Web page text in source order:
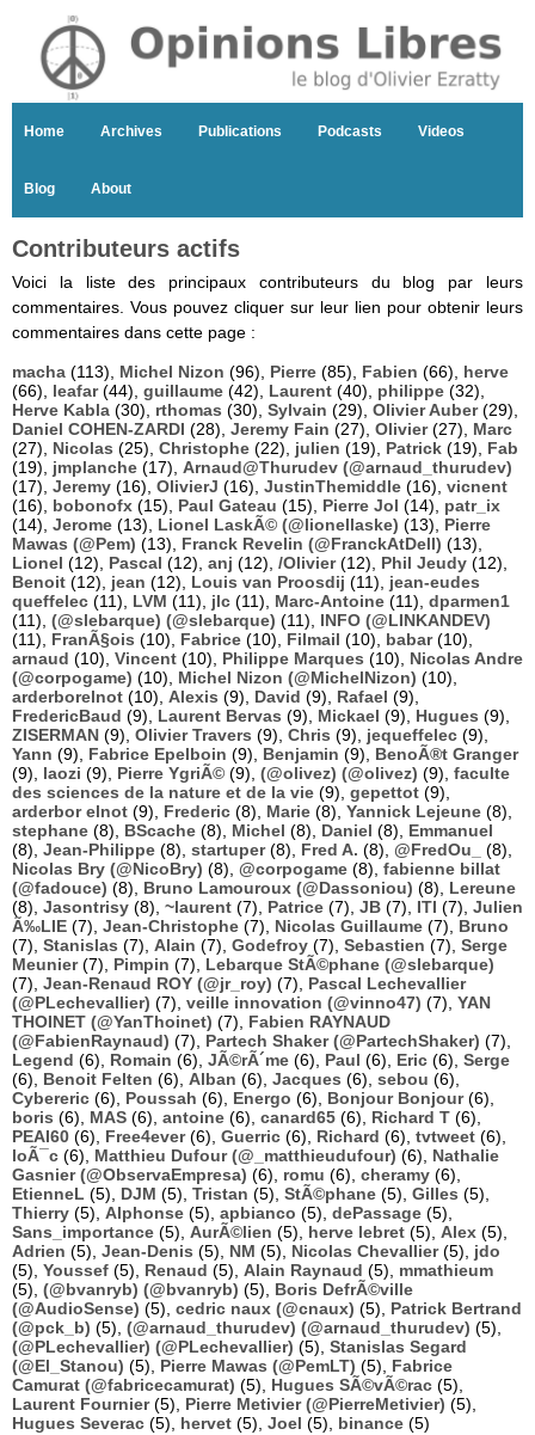
Home Archives Publications Podcasts Videos
Blog About
Contributeurs actifs
Voici la liste des principaux contributeurs du blog par leurs
commentaires. Vous pouvez cliquer sur leur lien pour obtenir leurs
commentaires dans cette page :
macha (113), Michel Nizon (96), Pierre (85), Fabien (66), herve
(66), leafar(44), guillaume (42), Laurent (40), philippe (32),
Herve Kabla (30), rthomas (30), Sylvain (29), Olivier Auber(29),
Daniel COHEN-ZARDI (28), Jeremy Fain (27), Olivier(27), Marc
(27), Nicolas (25), Christophe (22), julien (19), Patrick (19), Fab
(19), jmplanche (17), Arnaud@Thurudev (@arnaud_thurudev)
(17), Jeremy (16), OlivierJ (16), JustinThemiddle (16), vicnent
(16), bobonofx (15), Paul Gateau (15), Pierre Jol (14), patr_ix
(14), Jerome (13), Lionel LaskÃ© (@lionellaske) (13), Pierre
Mawas (@Pem) (13), Franck Revelin (@FranckAtDell) (13),
Lionel (12), Pascal (12), anj (12), /Olivier(12), Phil Jeudy (12),
Benoit (12), jean (12), Louis van Proosdij (11), jean-eudes
queffelec (11), LVM (11), jlc (11), Marc-Antoine (11), dparmen1
(11), (@slebarque) (@slebarque) (11), INFO (@LINKANDEV)
(11), FranÃ§ois (10), Fabrice (10), Filmail (10), babar(10),
arnaud (10), Vincent (10), Philippe Marques (10), Nicolas Andre
(@corpogame) (10), Michel Nizon (@MichelNizon) (10),
arderborelnot (10), Alexis (9), David (9), Rafael (9),
FredericBaud (9), Laurent Bervas (9), Mickael (9), Hugues (9),
ZISERMAN (9), Olivier Travers (9), Chris (9), jequeffelec (9),
Yann (9), Fabrice Epelboin (9), Benjamin (9), BenoÃ®t Granger
(9), laozi (9), Pierre YgriÃ© (9), (@olivez) (@olivez) (9), faculte
des sciences de la nature et de la vie (9), gepettot (9),
arderbor elnot (9), Frederic (8), Marie (8), Yannick Lejeune (8),
stephane (8), BScache (8), Michel (8), Daniel (8), Emmanuel
(8), Jean-Philippe (8), startuper(8), Fred A. (8), @FredOu_
(8),
Nicolas Bry (@NicoBry) (8), @corpogame (8), fabienne billat
(@fadouce) (8), Bruno Lamouroux (@Dassoniou) (8), Lereune
(8), Jasontrisy (8), ~laurent (7), Patrice (7), JB (7), ITI (7), Julien
Ã‰LIE (7), Jean-Christophe (7), Nicolas Guillaume (7), Bruno
(7), Stanislas (7), Alain (7), Godefroy (7), Sebastien (7), Serge
Meunier(7), Pimpin (7), Lebarque StÃ©phane (@slebarque)
(7), Jean-Renaud ROY (@jr_roy) (7), Pascal Lechevallier
(@PLechevallier) (7), veille innovation (@vinno47) (7), YAN
THOINET (@YanThoinet) (7), Fabien RAYNAUD
(@FabienRaynaud) (7), Partech Shaker (@PartechShaker) (7),
Legend (6), Romain (6), JÃ©rÃ´me (6), Paul (6), Eric (6), Serge
(6), Benoit Felten (6), Alban (6), Jacques (6), sebou (6),
Cybereric (6), Poussah (6), Energo (6), Bonjour Bonjour(6),
boris (6), MAS (6), antoine (6), canard65 (6), Richard T (6),
PEAI60 (6), Free4ever(6), Guerric (6), Richard (6), tvtweet (6),
loÃ¯c (6), Matthieu Dufour (@_matthieudufour) (6), Nathalie
Gasnier (@ObservaEmpresa) (6), romu (6), cheramy (6),
EtienneL (5), DJM (5), Tristan (5), StÃ©phane (5), Gilles (5),
Thierry (5), Alphonse (5), apbianco (5), dePassage (5),
Sans_importance (5), AurÃ©lien (5), herve lebret (5), Alex (5),
Adrien (5), Jean-Denis (5), NM (5), Nicolas Chevallier(5), jdo
(5), Youssef (5), Renaud (5), Alain Raynaud (5), mmathieum
(5), (@bvanryb) (@bvanryb) (5), Boris DefrÃ©ville
(@AudioSense) (5), cedric naux (@cnaux) (5), Patrick Bertrand
(@pck_b) (5), (@arnaud_thurudev) (@arnaud_thurudev) (5),
(@PLechevallier) (@PLechevallier) (5), Stanislas Segard
(@El_Stanou) (5), Pierre Mawas (@PemLT) (5), Fabrice
Camurat (@fabricecamurat) (5), Hugues SÃ©vÃ©rac (5),
Laurent Fournier(5), Pierre Metivier (@PierreMetivier) (5),
Hugues Severac (5), hervet (5), Joel (5), binance (5)